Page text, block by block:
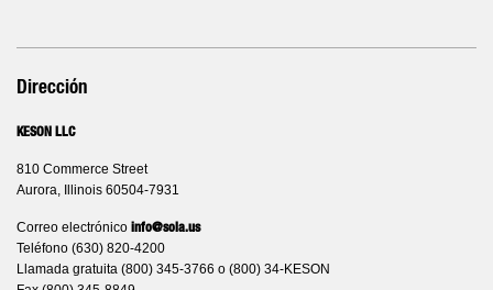
Dirección
KESON LLC
810 Commerce Street
Aurora, Illinois 60504-7931
Correo electrónico info@sola.us
Teléfono (630) 820-4200
Llamada gratuita (800) 345-3766 o (800) 34-KESON